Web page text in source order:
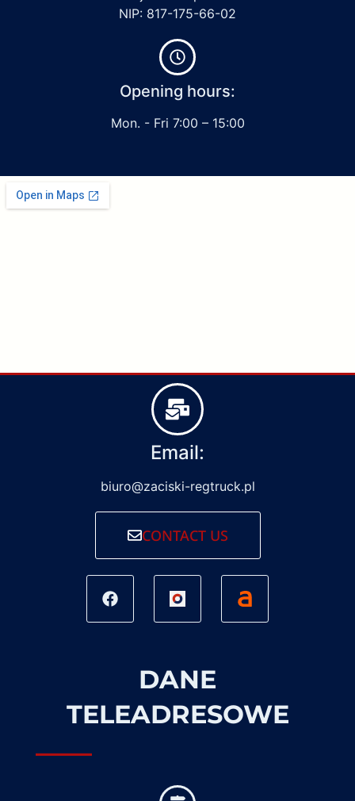
NIP: 817-175-66-02
Opening hours:
Mon. - Fri 7:00 – 15:00
Email:
biuro@zaciski-regtruck.pl
CONTACT US
DANE
TELEADRESOWE